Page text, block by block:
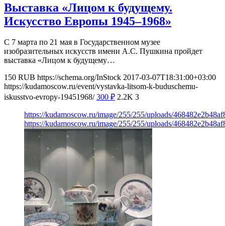
Выставка «Лицом к будущему.
Искусство Европы 1945–1968»
С 7 марта по 21 мая в Государственном музее
изобразительных искусств имени А.С. Пушкина пройдет
выставка «Лицом к будущему…
150 RUB https://schema.org/InStock 2017-03-07T18:31:00+03:00
https://kudamoscow.ru/event/vystavka-litsom-k-buduschemu-
iskusstvo-evropy-19451968/ 300 ₽ 2.2K 3
https://kudamoscow.ru/image/255/255/uploads/
https://kudamoscow.ru/image/255/255/uploads/